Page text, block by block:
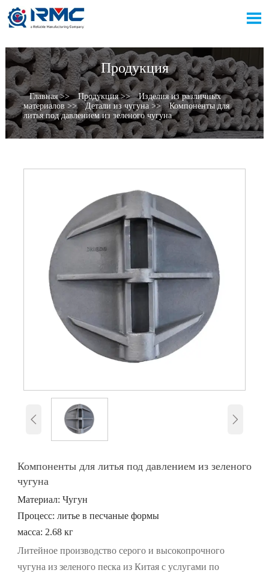

Продукция
Главная>> Продукция>>
Изделия из различных
материалов>> Детали из чугуна>>
Компоненты для
литья под давлением из зеленого чугуна
 
Компоненты для литья под давлением из зеленого
чугуна
Материал: Чугун
Процесс: литье в песчаные формы
масса: 2.68 кг
Литейное производство серого и высокопрочного
чугуна из зеленого песка из Китая с услугами по